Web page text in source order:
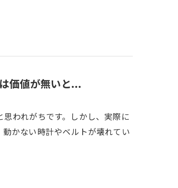
価値が無いと...
われがちです。しかし、実際に
かない時計やベルトが壊れてい